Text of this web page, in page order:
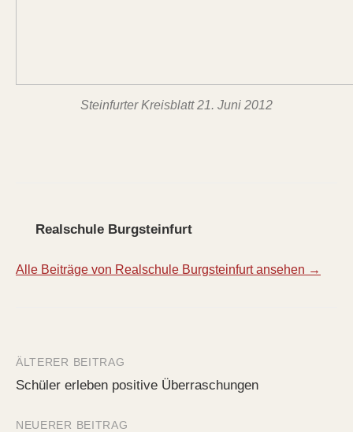
Steinfurter Kreisblatt 21. Juni 2012
Realschule Burgsteinfurt
Alle Beiträge von Realschule Burgsteinfurt ansehen →
Beitrags-
Navigation
ÄLTERER BEITRAG
Schüler erleben positive Überraschungen
NEUERER BEITRAG